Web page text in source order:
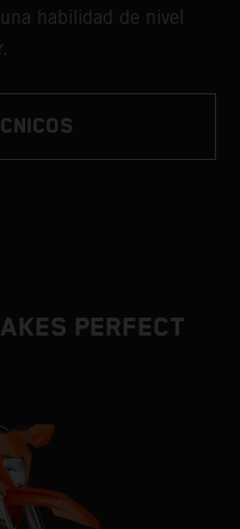
habilidad de nivel
PERFECT